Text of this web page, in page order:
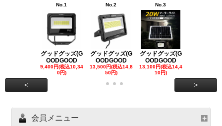
No.1
グッドグッズ(G
OODGOOD
9,400円(税込10,34
0円)
No.2
グッドグッズ(G
OODGOOD
13,500円(税込14,8
50円)
No.3
グッドグッズ(G
OODGOOD
13,100円(税込14,4
10円)
< >
会員メニュー